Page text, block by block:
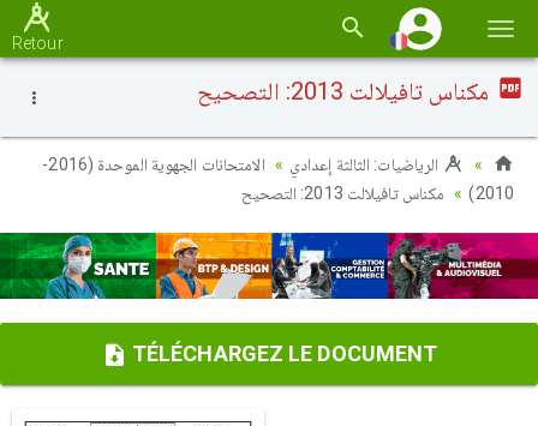
la
Retour
مكناس تافيلالت 2013: التصحيح
الرياضيات: الثالثة إعدادي
الامتحانات الجهوية الموحدة (2016-
2010)
مكناس تافيلالت 2013: التصحيح
TÉLÉCHARGEZ LE DOCUMENT